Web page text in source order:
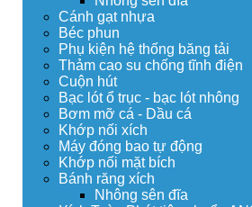
Cánh gạt nhựa
Béc phun
Phụ kiện hệ thống băng tải
Thảm cao su chống tĩnh điện
Cuộn hút
Bạc lót ổ trục - bạc lót nhông
Bơm mỡ cá - Dầu cá
Khớp nối xích
Máy đóng bao tự động
Khớp nối mặt bích
Bánh răng xích
Nhông sên đĩa